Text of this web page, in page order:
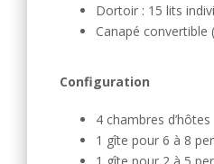
Dortoir : 15 lits
Canapé convertible
Configuration
4 chambres d’hôtes
1 gîte pour 6 à 8